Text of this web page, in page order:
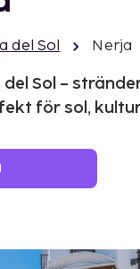
del Sol Nerja
Sol –
för sol,